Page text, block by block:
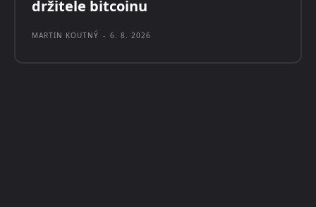
držitele bitcoinu
MARTIN KOUTNÝ - 6. 8. 2026